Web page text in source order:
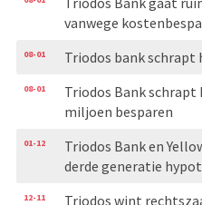
vanwege
08-01 Triodos bank schrapt
08-01
Triodos Bank
miljoen besparen
01-12
Triodos Bank en
derde generatie
12-11
Triodos wint